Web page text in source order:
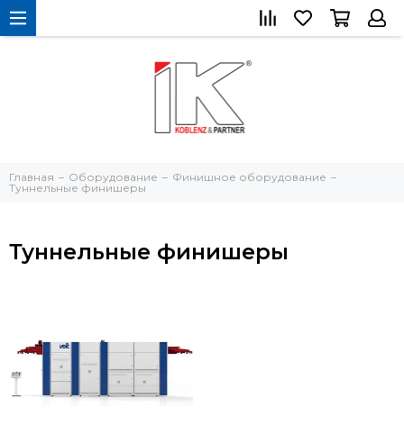
Главная Оборудование
Финишное оборудование
Туннельные финишеры
Туннельные финишеры